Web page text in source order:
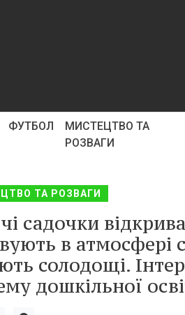
ФУТБОЛ
МИСТЕЦТВО ТА
РОЗВАГИ
ТА РОЗВАГИ
садочки
в атмосфері
солодощі.
дошкільної